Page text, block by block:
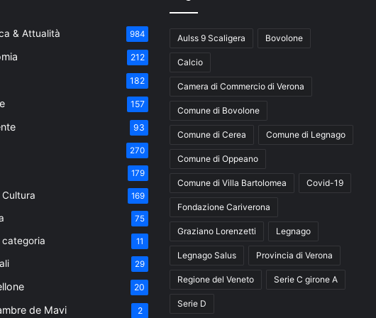
& Attualità 984
212
182
157
93
270
179
169
75
categoria 11
29
20
de Mavi 2
Aulss 9 Scaligera Bovolone
Calcio
Camera di Commercio di Verona
Comune di Bovolone
Comune di Cerea Comune di Legnago
Comune di Oppeano
Comune di Villa Bartolomea Covid-19
Fondazione Cariverona
Graziano Lorenzetti Legnago
Legnago Salus Provincia di Verona
Regione del Veneto Serie C girone A
Serie D